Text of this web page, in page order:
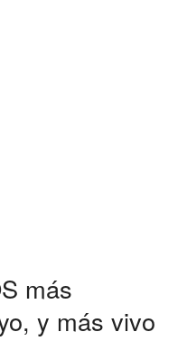
más
y más vivo